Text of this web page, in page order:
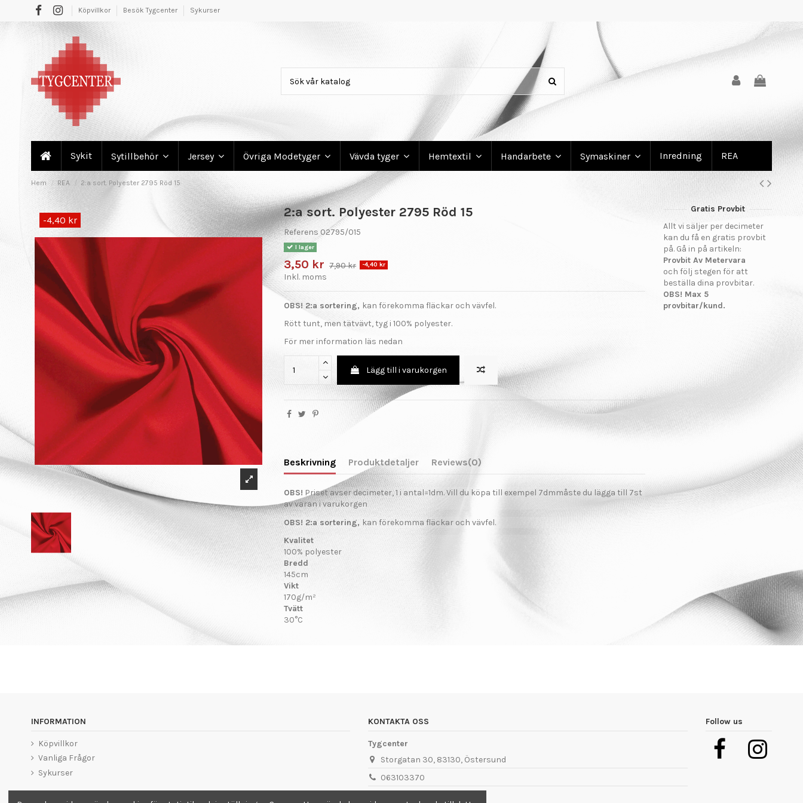
Köpvillkor Besök Tygcenter Sykurser
Sykit Sytillbehör Jersey Övriga Modetyger Vävda tyger Hemtextil Handarbete Symaskiner Inredning REA
Hem REA 2:a sort. Polyester 2795 Röd 15
-4,40 kr
2:a sort. Polyester 2795 Röd 15
Referens 02795/015
I lager
3,50 kr 7,90 kr -4,40 kr
Inkl. moms
OBS! 2:a sortering, kan förekomma fläckar och vävfel.
Rött tunt, men tätvävt, tyg i 100% polyester.
För mer information läs nedan
Lägg till i varukorgen
Beskrivning Produktdetaljer Reviews(0)
OBS! Priset avser decimeter, 1 i antal=1dm. Vill du köpa till exempel 7dmmåste du lägga till 7st
av varan i varukorgen
OBS! 2:a sortering, kan förekomma fläckar och vävfel.
Kvalitet
100% polyester
Bredd
145cm
Vikt
170g/m²
Tvätt
30°C
Gratis Provbit
Allt vi säljer per decimeter
kan du få en gratis provbit
på. Gå in på artikeln:
Provbit Av Metervara
och följ stegen för att
beställa dina provbitar.
OBS! Max 5
provbitar/kund.
INFORMATION
Köpvillkor
Vanliga Frågor
Sykurser
KONTAKTA OSS
Tygcenter
Storgatan 30, 83130, Östersund
063103370
Follow us